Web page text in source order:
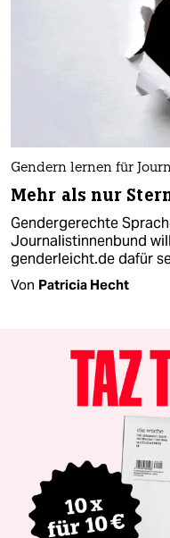
Gendern lernen für
Mehr als nur
Gendergerechte
Journalistinnenbund
genderleicht.de dafür
Von Patricia Hecht